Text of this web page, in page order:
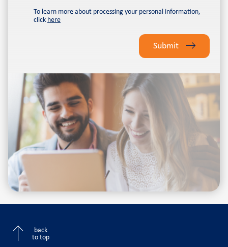
To learn more about processing your personal information,
click here
empty.
Submit
back
to top